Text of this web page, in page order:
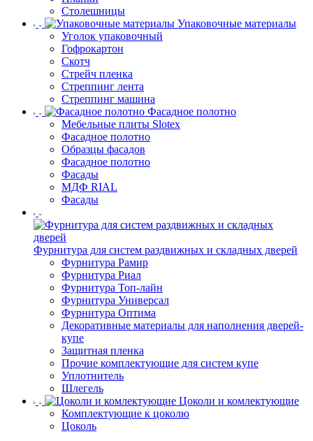
Столешницы
Упаковочные материалы
Уголок упаковочный
Гофрокартон
Скотч
Стрейч пленка
Стреппинг лента
Стреппинг машина
Фасадное полотно
Мебельные плиты Slotex
Фасадное полотно
Образцы фасадов
Фасадное полотно
Фасады
МДФ RIAL
Фасады
Фурнитура для систем раздвижных и складных дверей
Фурнитура Рамир
Фурнитура Риал
Фурнитура Топ-лайн
Фурнитура Универсал
Фурнитура Оптима
Декоративные материалы для наполнения дверей-
купе
Защитная пленка
Прочие комплектующие для систем купе
Уплотнитель
Шлегель
Цоколи и комлектующие
Комплектующие к цоколю
Цоколь